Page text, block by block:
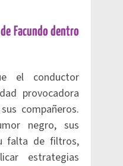
Facundo dentro
el conductor
provocadora
compañeros.
negro, sus
falta de filtros,
estrategias